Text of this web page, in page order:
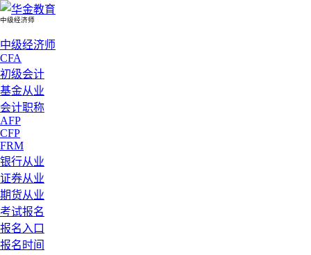
中级经济师
中级经济师
CFA
初级会计
基金从业
会计职称
AFP
CFP
FRM
银行从业
证券从业
期货从业
考试报名
报名入口
报名时间